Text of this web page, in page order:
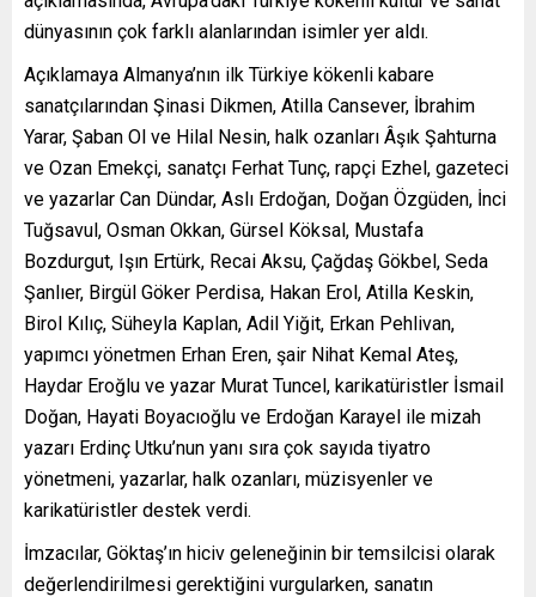
dünyasının çok farklı alanlarından isimler yer aldı.
Açıklamaya Almanya’nın ilk Türkiye kökenli kabare
sanatçılarından Şinasi Dikmen, Atilla Cansever, İbrahim
Yarar, Şaban Ol ve Hilal Nesin, halk ozanları Âşık Şahturna
ve Ozan Emekçi, sanatçı Ferhat Tunç, rapçi Ezhel, gazeteci
ve yazarlar Can Dündar, Aslı Erdoğan, Doğan Özgüden, İnci
Tuğsavul, Osman Okkan, Gürsel Köksal, Mustafa
Bozdurgut, Işın Ertürk, Recai Aksu, Çağdaş Gökbel, Seda
Şanlıer, Birgül Göker Perdisa, Hakan Erol, Atilla Keskin,
Birol Kılıç, Süheyla Kaplan, Adil Yiğit, Erkan Pehlivan,
yapımcı yönetmen Erhan Eren, şair Nihat Kemal Ateş,
Haydar Eroğlu ve yazar Murat Tuncel, karikatüristler İsmail
Doğan, Hayati Boyacıoğlu ve Erdoğan Karayel ile mizah
yazarı Erdinç Utku’nun yanı sıra çok sayıda tiyatro
yönetmeni, yazarlar, halk ozanları, müzisyenler ve
karikatüristler destek verdi.
İmzacılar, Göktaş’ın hiciv geleneğinin bir temsilcisi olarak
değerlendirilmesi gerektiğini vurgularken, sanatın